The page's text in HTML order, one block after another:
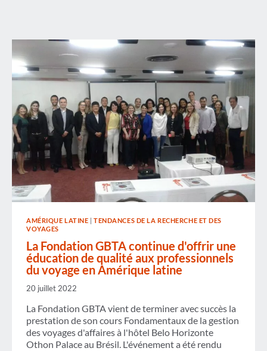
AMÉRIQUE LATINE |TENDANCES DE LA RECHERCHE ET DES
VOYAGES
La Fondation GBTA continue d'offrir une
éducation de qualité aux professionnels
du voyage en Amérique latine
20 juillet 2022
La Fondation GBTA vient de terminer avec succès la
prestation de son cours Fondamentaux de la gestion
des voyages d'affaires à l'hôtel Belo Horizonte
Othon Palace au Brésil. L'événement a été rendu